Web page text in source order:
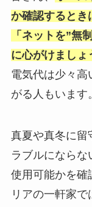
か確認するとき
「ネットを”無
に心がけましょ
電気代は少々高
がる人もいます。
真夏や真冬に留
ラブルになら
使用可能かを確
リアの一軒家